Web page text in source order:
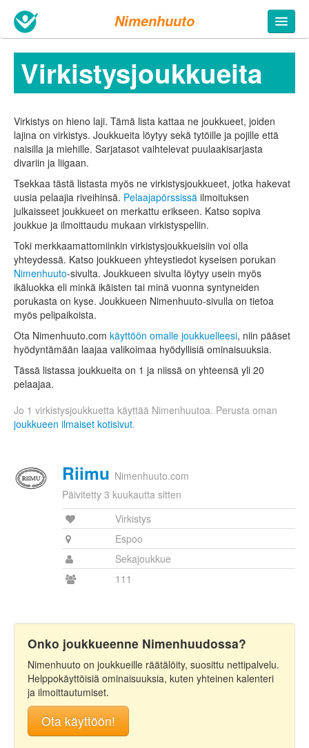
Nimenhuuto
Virkistys­joukkueita
Virkistys on hieno laji. Tämä lista kattaa ne joukkueet, joiden
lajina on virkistys. Joukkueita löytyy sekä tytöille ja pojille että
naisilla ja miehille. Sarjatasot vaihtelevat puulaakisarjasta
divariin ja liigaan.
Tsekkaa tästä listasta myös ne virkistys­joukkueet, jotka hakevat
uusia pelaajia riveihinsä. Pelaajapörssissä ilmoituksen
julkaisseet joukkueet on merkattu erikseen. Katso sopiva
joukkue ja ilmoittaudu mukaan virkistys­peliin.
Toki merkkaamattomiinkin virkistysjoukkueisiin voi olla
yhteydessä. Katso joukkueen yhteystiedot kyseisen porukan
Nimenhuuto-sivulta. Joukkueen sivulta löytyy usein myös
ikäluokka eli minkä ikäisten tai minä vuonna syntyneiden
porukasta on kyse. Joukkueen Nimenhuuto-sivulla on tietoa
myös pelipaikoista.
Ota Nimenhuuto.com käyttöön omalle joukkuelleesi, niin pääset
hyödyntämään laajaa valikoimaa hyödyllisiä ominaisuuksia.
Tässä listassa joukkueita on 1 ja niissä on yhteensä yli 20
pelaajaa.
Jo 1 virkistysjoukkuetta käyttää Nimenhuutoa. Perusta oman
joukkueen ilmaiset kotisivut.
Riimu Nimenhuuto.com
Päivitetty 3 kuukautta sitten
Virkistys
Espoo
Sekajoukkue
111
Onko joukkueenne Nimenhuudossa?
Nimenhuuto on joukkueille räätälöity, suosittu nettipalvelu.
Helppokäyttöisiä ominaisuuksia, kuten yhteinen kalenteri
ja ilmoittautumiset.
Ota käyttöön!